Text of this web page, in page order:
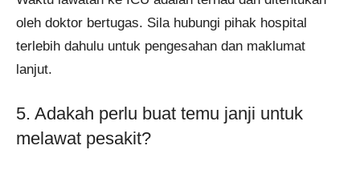
oleh doktor bertugas. Sila hubungi pihak hospital
terlebih dahulu untuk pengesahan dan maklumat
lanjut.
5. Adakah perlu buat temu janji untuk
melawat pesakit?